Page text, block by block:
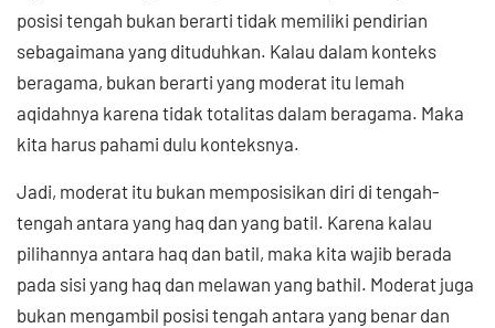
posisi tengah bukan berarti tidak memiliki pendirian
sebagaimana yang dituduhkan. Kalau dalam konteks
beragama, bukan berarti yang moderat itu lemah
aqidahnya karena tidak totalitas dalam beragama. Maka
kita harus pahami dulu konteksnya.
Jadi, moderat itu bukan memposisikan diri di tengah-
tengah antara yang haq dan yang batil. Karena kalau
pilihannya antara haq dan batil, maka kita wajib berada
pada sisi yang haq dan melawan yang bathil. Moderat juga
bukan mengambil posisi tengah antara yang benar dan